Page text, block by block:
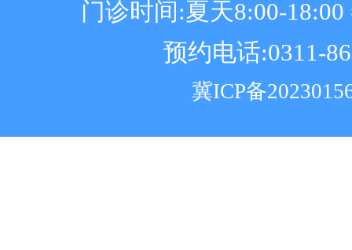
门诊时间:夏天8:00-18:00
预约电话:0311-
冀ICP备